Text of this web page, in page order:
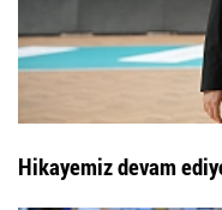
Hikayemiz devam